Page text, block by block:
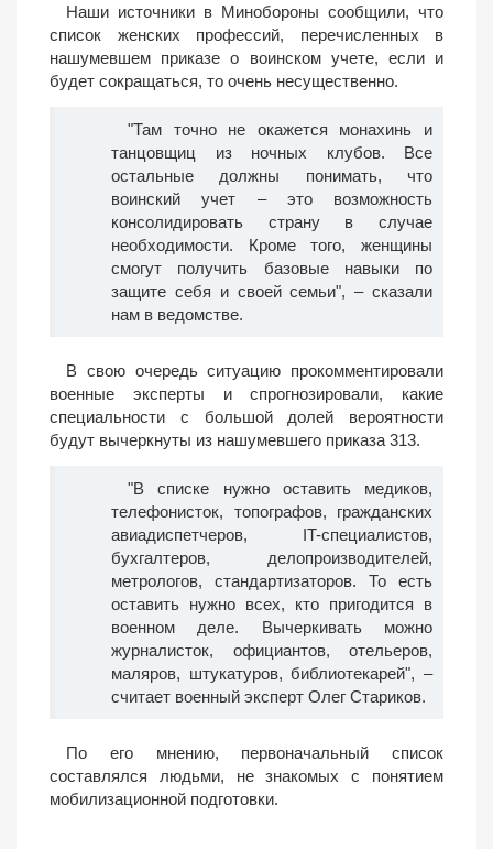
Наши источники в Минобороны сообщили, что
список женских профессий, перечисленных в
нашумевшем приказе о воинском учете, если и
будет сокращаться, то очень несущественно.
"Там точно не окажется монахинь и
танцовщиц из ночных клубов. Все
остальные должны понимать, что
воинский учет – это возможность
консолидировать страну в случае
необходимости. Кроме того, женщины
смогут получить базовые навыки по
защите себя и своей семьи", – сказали
нам в ведомстве.
В свою очередь ситуацию прокомментировали
военные эксперты и спрогнозировали, какие
специальности с большой долей вероятности
будут вычеркнуты из нашумевшего приказа 313.
"В списке нужно оставить медиков,
телефонисток, топографов, гражданских
авиадиспетчеров, IT-специалистов,
бухгалтеров, делопроизводителей,
метрологов, стандартизаторов. То есть
оставить нужно всех, кто пригодится в
военном деле. Вычеркивать можно
журналисток, официантов, отельеров,
маляров, штукатуров, библиотекарей", –
считает военный эксперт Олег Стариков.
По его мнению, первоначальный список
составлялся людьми, не знакомых с понятием
мобилизационной подготовки.